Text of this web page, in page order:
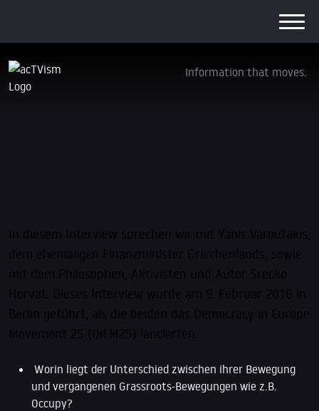
Information that moves.
Worin liegt der Unterschied zwischen ihrer Bewegung
und vergangenen Grassroots-Bewegungen wie z.B.
Occupy?